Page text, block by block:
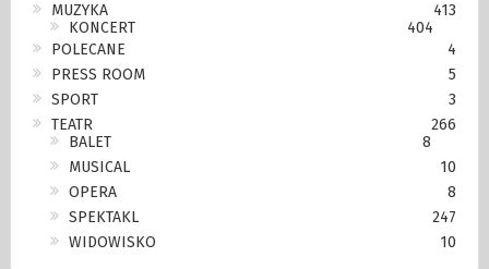
MUZYKA
413
KONCERT
404
POLECANE
4
PRESS ROOM
5
SPORT
3
TEATR
266
BALET
8
MUSICAL
10
OPERA
8
SPEKTAKL
247
WIDOWISKO
10